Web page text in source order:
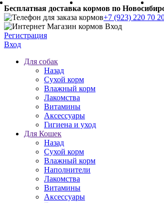
Бесплатная доставка кормов по
+7 (923) 220 70
Регистрация
Вход
Для собак
Назад
Сухой корм
Влажный корм
Лакомства
Витамины
Аксессуары
Гигиена и уход
Для Кошек
Назад
Сухой корм
Влажный корм
Наполнители
Лакомства
Витамины
Аксессуары